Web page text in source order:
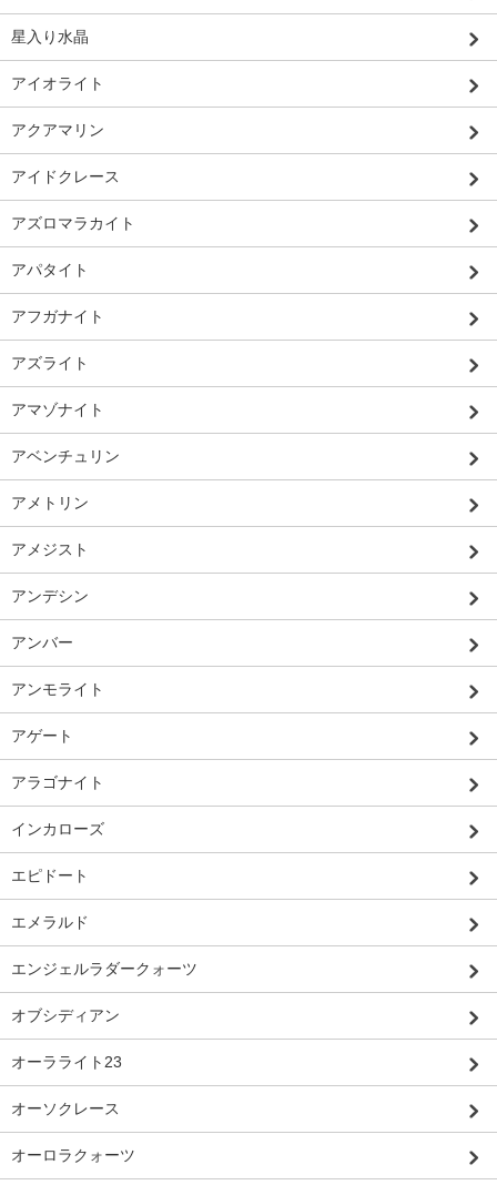
星入り水晶
アイオライト
アクアマリン
アイドクレース
アズロマラカイト
アパタイト
アフガナイト
アズライト
アマゾナイト
アベンチュリン
アメトリン
アメジスト
アンデシン
アンバー
アンモライト
アゲート
アラゴナイト
インカローズ
エピドート
エメラルド
エンジェルラダークォーツ
オブシディアン
オーラライト23
オーソクレース
オーロラクォーツ